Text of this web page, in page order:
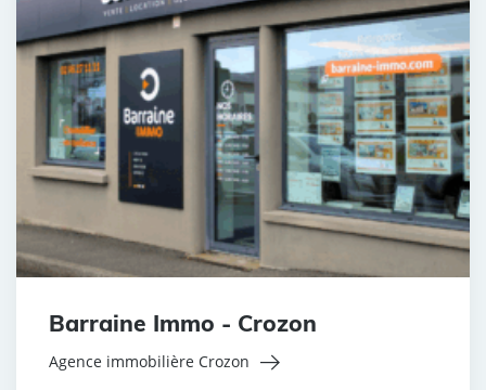
Barraine Immo - Crozon
Agence immobilière Crozon